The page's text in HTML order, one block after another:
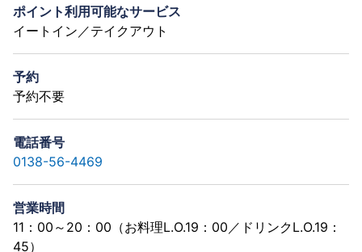
ポイント利用可能なサービス
イートイン／テイクアウト
予約
予約不要
電話番号
0138-56-4469
営業時間
11：00～20：00（お料理L.O.19：00／ドリンクL.O.19：
45）